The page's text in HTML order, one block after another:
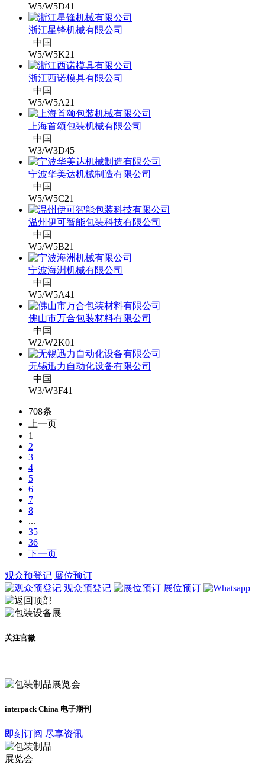
W5/W5D41
浙江星锋机械有限公司
中国
W5/W5K21
浙江西诺模具有限公司
中国
W5/W5A21
上海首颂包装机械有限公司
中国
W3/W3D45
宁波华美达机械制造有限公司
中国
W5/W5C21
温州伊可智能包装科技有限公司
中国
W5/W5B21
宁波海洲机械有限公司
中国
W5/W5A41
佛山市万合包装材料有限公司
中国
W2/W2K01
无锡迅力自动化设备有限公司
中国
W3/W3F41
708条
上一页
1
2
3
4
5
6
7
8
...
35
36
下一页
观众预登记 展位预订
观众预登记
展位预订
关注官微
interpack China 电子期刊
即刻订阅 尽享资讯